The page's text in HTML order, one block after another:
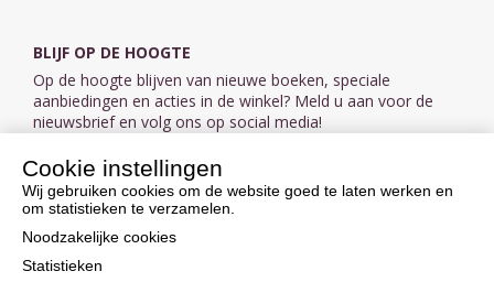
BLIJF OP DE HOOGTE
Op de hoogte blijven van nieuwe boeken, speciale
aanbiedingen en acties in de winkel? Meld u aan voor de
nieuwsbrief en volg ons op social media!
Aanmelden nieuwsbrief
VOLG ONS OP SOCIAL MEDIA
Cookie instellingen
Wij gebruiken cookies om de website goed te laten werken en
om statistieken te verzamelen.
Noodzakelijke cookies
Statistieken